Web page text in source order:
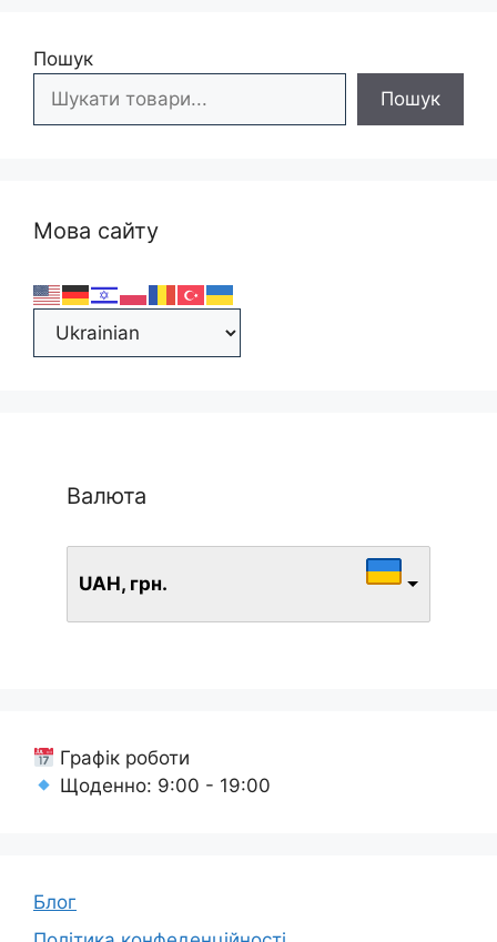
Пошук
Пошук
Мова сайту
Валюта
UAH, грн.
Графік роботи
Щоденно: 9:00 - 19:00
Блог